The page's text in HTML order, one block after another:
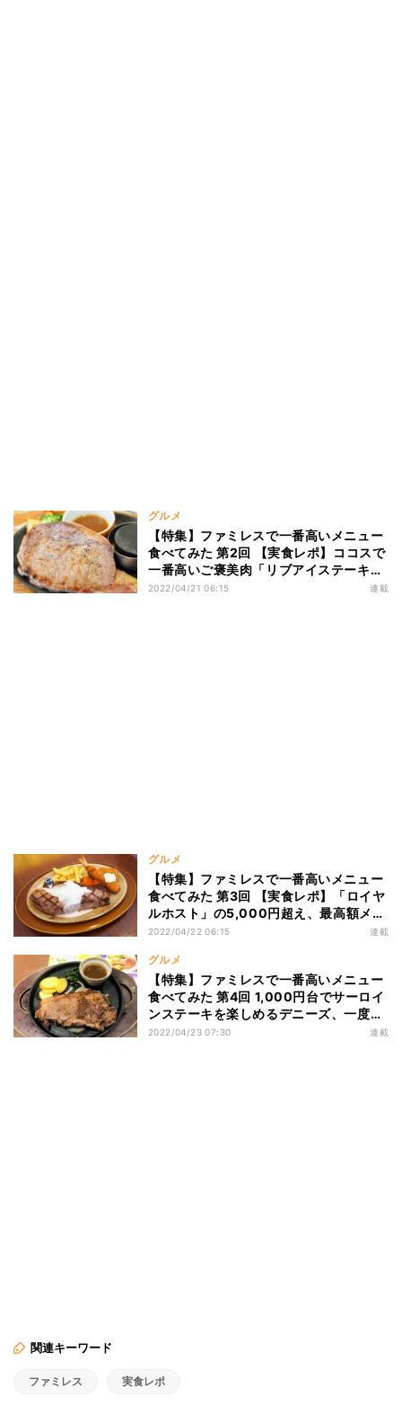
グルメ
【特集】ファミレスで一番高いメニュー
食べてみた 第2回 【実食レポ】ココスで
一番高いご褒美肉「リブアイステーキ」
1皿1500円超えの実力は!?
2022/04/21 06:15 連載
グルメ
【特集】ファミレスで一番高いメニュー
食べてみた 第3回 【実食レポ】「ロイヤ
ルホスト」の5,000円超え、最高額メニ
ュー食べてみた! その満足度はいかに⁉
2022/04/22 06:15 連載
グルメ
【特集】ファミレスで一番高いメニュー
食べてみた 第4回 1,000円台でサーロイ
ンステーキを楽しめるデニーズ、一度は
試す価値アリ⁉
2022/04/23 07:30 連載
関連キーワード
ファミレス 実食レポ